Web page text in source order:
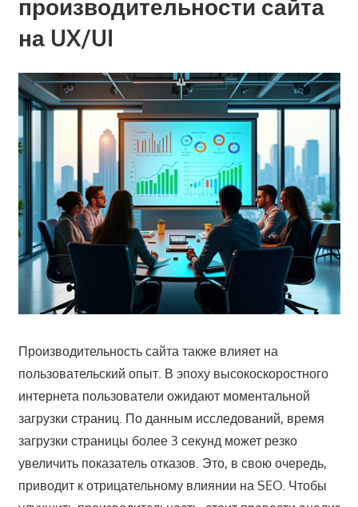
производительности сайта
на UX/UI
Производительность сайта также влияет на
пользовательский опыт. В эпоху высокоскоростного
интернета пользователи ожидают моментальной
загрузки страниц. По данным исследований, время
загрузки страницы более 3 секунд может резко
увеличить показатель отказов. Это, в свою очередь,
приводит к отрицательному влиянии на SEO. Чтобы